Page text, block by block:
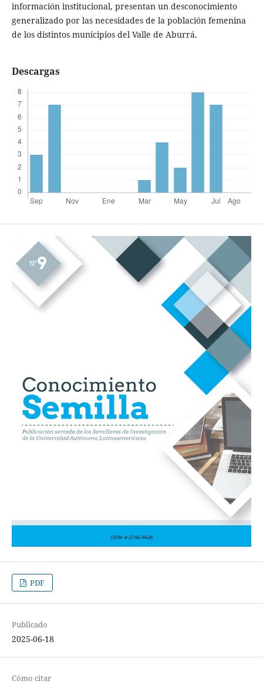
información institucional, presentan un desconocimiento
generalizado por las necesidades de la población femenina
de los distintos municipios del Valle de Aburrá.
Descargas
PDF
Publicado
2025-06-18
Cómo citar